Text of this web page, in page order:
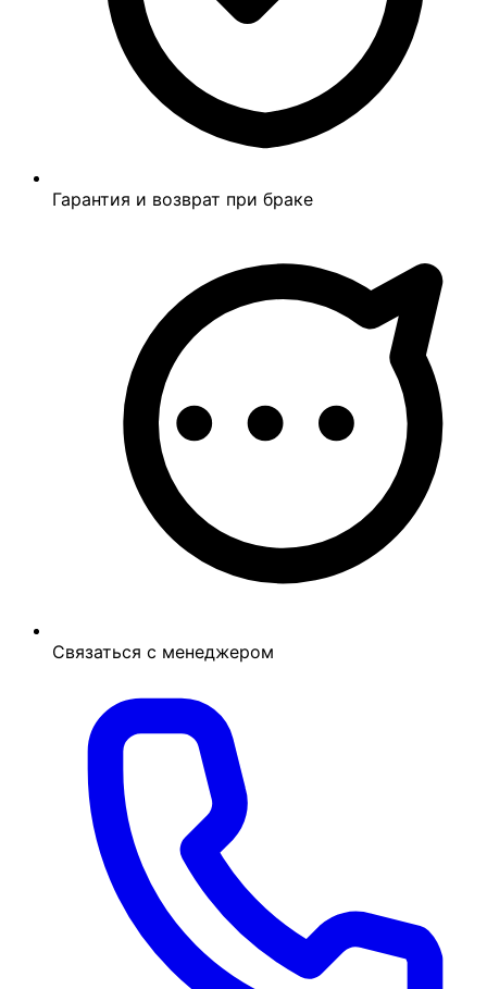
Гарантия и возврат при браке
Связаться с менеджером